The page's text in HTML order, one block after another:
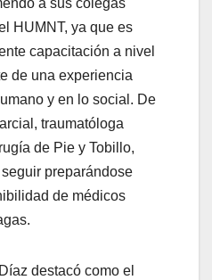
HUMNT, ya que es
capacitación a nivel
de una experiencia
y en lo social. De
traumatóloga
de Pie y Tobillo,
preparándose
de médicos
destacó como el